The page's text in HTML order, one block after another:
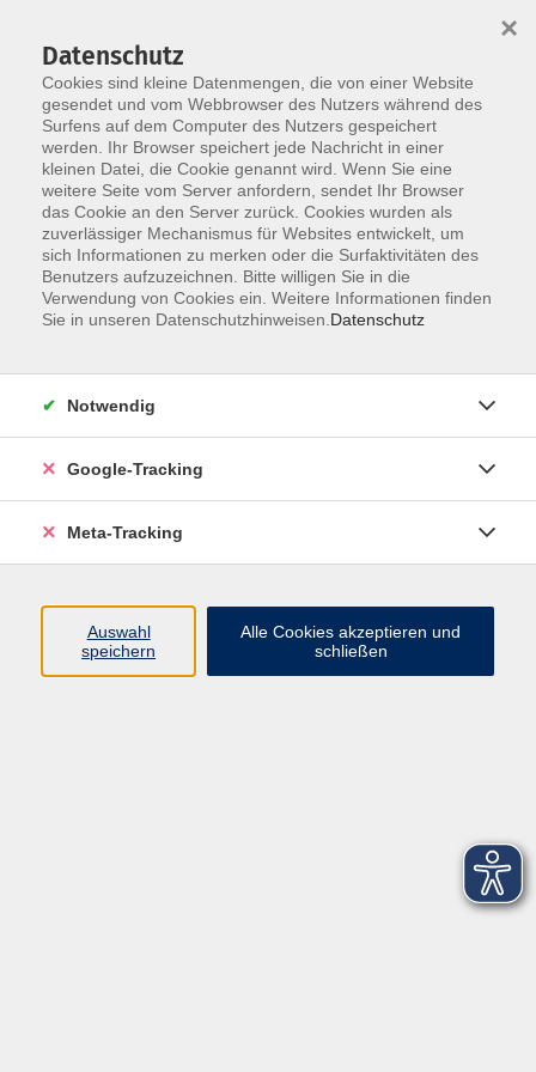
Skip to main content
Der Kurs konnte nicht gefunden werden.
Über uns
Datenschutz
Cookies sind kleine Datenmengen, die von einer Website
gesendet und vom Webbrowser des Nutzers während des
Surfens auf dem Computer des Nutzers gespeichert
werden. Ihr Browser speichert jede Nachricht in einer
kleinen Datei, die Cookie genannt wird. Wenn Sie eine
weitere Seite vom Server anfordern, sendet Ihr Browser
das Cookie an den Server zurück. Cookies wurden als
zuverlässiger Mechanismus für Websites entwickelt, um
sich Informationen zu merken oder die Surfaktivitäten des
Benutzers aufzuzeichnen. Bitte willigen Sie in die
Verwendung von Cookies ein. Weitere Informationen finden
Sie in unseren Datenschutzhinweisen. Datenschutz
×
Notwendig
Google-Tracking
Meta-Tracking
Auswahl
speichern
Alle Cookies akzeptieren und
schließen